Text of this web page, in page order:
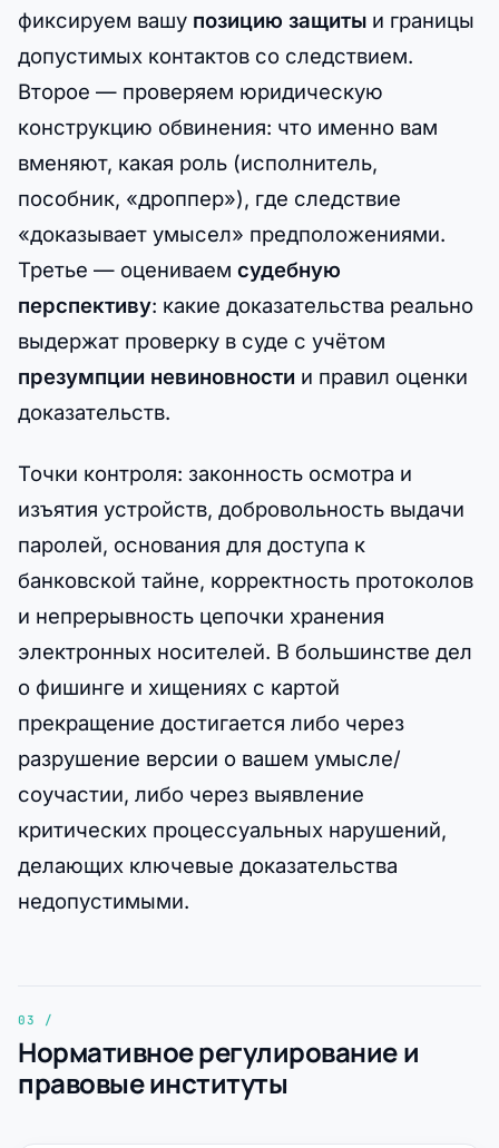
фиксируем вашу позицию защиты и границы
допустимых контактов со следствием.
Второе — проверяем юридическую
конструкцию обвинения: что именно вам
вменяют, какая роль (исполнитель,
пособник, «дроппер»), где следствие
«доказывает умысел» предположениями.
Третье — оцениваем судебную
перспективу: какие доказательства реально
выдержат проверку в суде с учётом
презумпции невиновности и правил оценки
доказательств.
Точки контроля: законность осмотра и
изъятия устройств, добровольность выдачи
паролей, основания для доступа к
банковской тайне, корректность протоколов
и непрерывность цепочки хранения
электронных носителей. В большинстве дел
о фишинге и хищениях с картой
прекращение достигается либо через
разрушение версии о вашем умысле/
соучастии, либо через выявление
критических процессуальных нарушений,
делающих ключевые доказательства
недопустимыми.
Нормативное регулирование и
правовые институты